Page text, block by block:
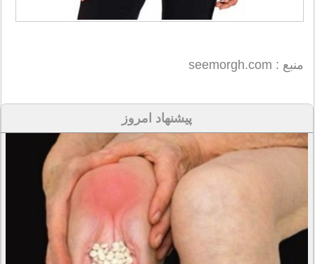
منبع : seemorgh.com
پیشنهاد امروز